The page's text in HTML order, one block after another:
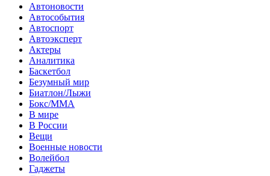
Автоновости
Автособытия
Автоспорт
Автоэксперт
Актеры
Аналитика
Баскетбол
Безумный мир
Биатлон/Лыжи
Бокс/MMA
В мире
В России
Вещи
Военные новости
Волейбол
Гаджеты